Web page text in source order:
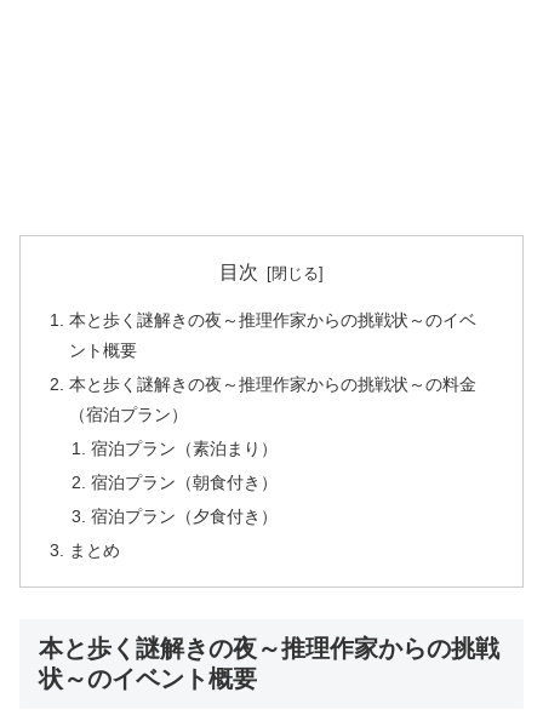
目次
本と歩く謎解きの夜～推理作家からの挑戦状～のイベ
ント概要
本と歩く謎解きの夜～推理作家からの挑戦状～の料金
（宿泊プラン）
宿泊プラン（素泊まり）
宿泊プラン（朝食付き）
宿泊プラン（夕食付き）
まとめ
本と歩く謎解きの夜～推理作家からの挑戦
状～のイベント概要